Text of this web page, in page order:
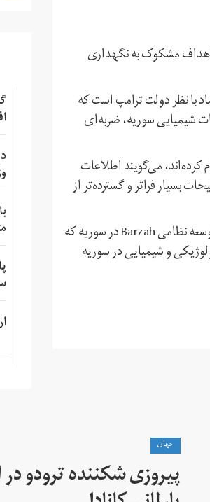
اهداف مشکوک به نگهداری
تضاد با نظر دولت ترامپ است که
شیمیایی سوریه، ضربه‌ای
می‌گویند اطلاعات
بسیار فراتر و گسترده‌تر از
سازمان‌های اطلاعاتی و جاسوسی آمریکا پیش از این اعلام کرده بودند که مرکز تحقیقاتی و توسعه نظامی Barzah در سوریه که
و شیمیایی در سوریه
جهان
پیروزی شکننده ترودو